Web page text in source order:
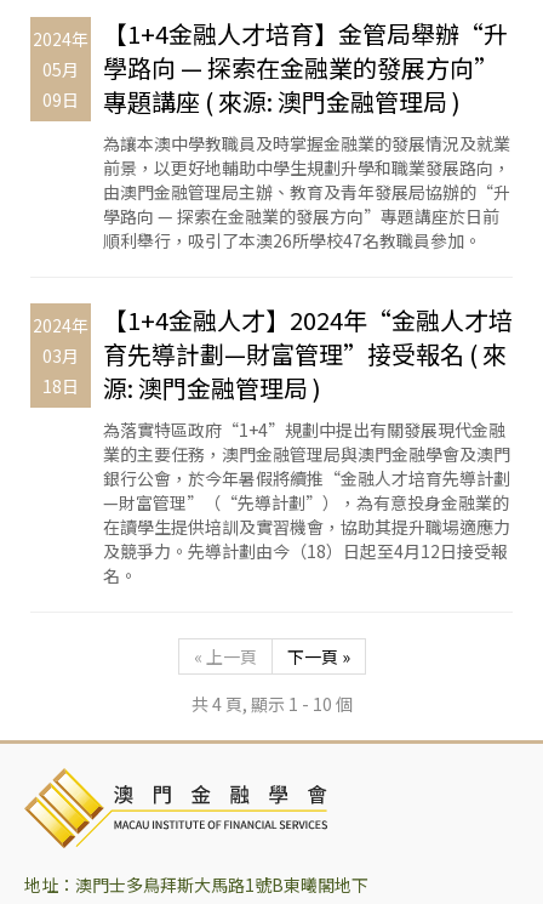
2024年
05月
09日
【1+4金融人才培育】金管局舉辦“升
學路向 — 探索在金融業的發展方向”
專題講座 ( 來源: 澳門金融管理局 )
為讓本澳中學教職員及時掌握金融業的發展情況及就業
前景，以更好地輔助中學生規劃升學和職業發展路向，
由澳門金融管理局主辦、教育及青年發展局協辦的“升
學路向 — 探索在金融業的發展方向”專題講座於日前
順利舉行，吸引了本澳26所學校47名教職員參加。
2024年
03月
18日
【1+4金融人才】2024年“金融人才培
育先導計劃—財富管理”接受報名 ( 來
源: 澳門金融管理局 )
為落實特區政府“1+4”規劃中提出有關發展現代金融
業的主要任務，澳門金融管理局與澳門金融學會及澳門
銀行公會，於今年暑假將續推“金融人才培育先導計劃
—財富管理”（“先導計劃”），為有意投身金融業的
在讀學生提供培訓及實習機會，協助其提升職場適應力
及競爭力。先導計劃由今（18）日起至4月12日接受報
名。
« 上一頁
下一頁 »
共 4 頁, 顯示 1 - 10 個
地址：澳門士多鳥拜斯大馬路1號B東曦閣地下